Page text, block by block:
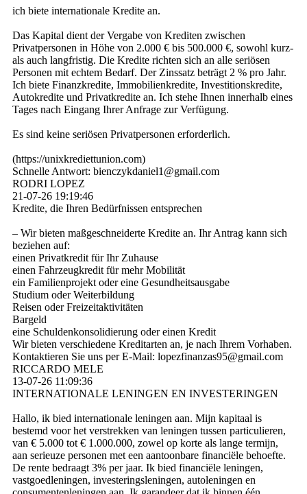
ich biete internationale Kredite an.
Das Kapital dient der Vergabe von Krediten zwischen
Privatpersonen in Höhe von 2.000 € bis 500.000 €, sowohl kurz-
als auch langfristig. Die Kredite richten sich an alle seriösen
Personen mit echtem Bedarf. Der Zinssatz beträgt 2 % pro Jahr.
Ich biete Finanzkredite, Immobilienkredite, Investitionskredite,
Autokredite und Privatkredite an. Ich stehe Ihnen innerhalb eines
Tages nach Eingang Ihrer Anfrage zur Verfügung.
Es sind keine seriösen Privatpersonen erforderlich.
(­https:­//­unixkrediettunion.­com)­
Schnelle Antwort: bienczykdaniel1@­gmail.­com
RODRI LOPEZ
21-07-26 19:19:46
Kredite, die Ihren Bedürfnissen entsprechen
– Wir bieten maßgeschneiderte Kredite an. Ihr Antrag kann sich
beziehen auf:
einen Privatkredit für Ihr Zuhause
einen Fahrzeugkredit für mehr Mobilität
ein Familienprojekt oder eine Gesundheitsausgabe
Studium oder Weiterbildung
Reisen oder Freizeitaktivitäten
Bargeld
eine Schuldenkonsolidierung oder einen Kredit
Wir bieten verschiedene Kreditarten an, je nach Ihrem Vorhaben.
Kontaktieren Sie uns per E-Mail: lopezfinanzas95@­gmail.­com
RICCARDO MELE
13-07-26 11:09:36
INTERNATIONALE LENINGEN EN INVESTERINGEN
Hallo, ik bied internationale leningen aan. Mijn kapitaal is
bestemd voor het verstrekken van leningen tussen particulieren,
van € 5.000 tot € 1.000.000, zowel op korte als lange termijn,
aan serieuze personen met een aantoonbare financiële behoefte.
De rente bedraagt ​​3% per jaar. Ik bied financiële leningen,
vastgoedleningen, investeringsleningen, autoleningen en